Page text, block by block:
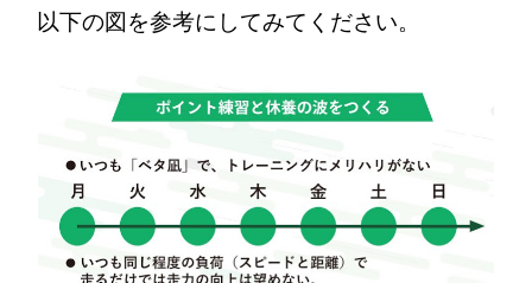
以下の図を参考にしてみてください。